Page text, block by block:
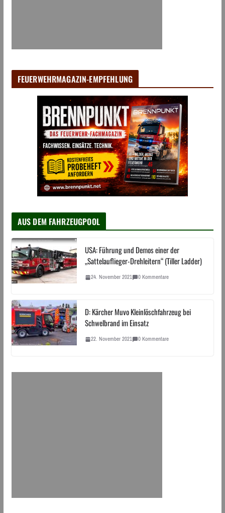
FEUERWEHRMAGAZIN-EMPFEHLUNG
AUS DEM FAHRZEUGPOOL
USA: Führung und Demos einer der
„Sattelauflieger-Drehleitern“ (Tiller Ladder)
24. November 2021 0 Kommentare
D: Kärcher Muvo Kleinlöschfahrzeug bei
Schwelbrand im Einsatz
22. November 2021 0 Kommentare